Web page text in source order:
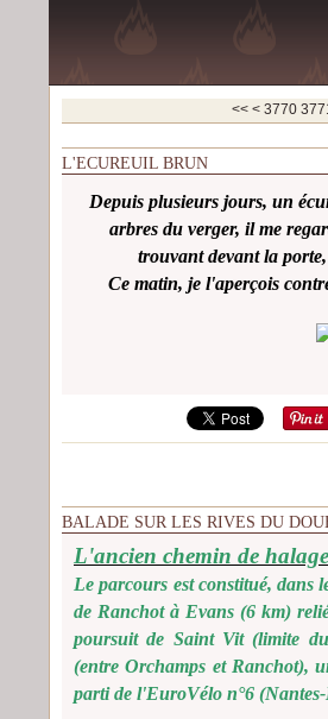
<< < 3700
3710
3720
3730
3740
3750
3760
3770
L'ECUREUIL BRUN
Depuis plusieurs jours, un
arbres du verger, il me
trouvant devant la
Ce matin, je l'aperçois
BALADE SUR LES RIVES DU
L'ancien chemin de
Le parcours est constitué, dans
de Ranchot à Evans (6 km)
poursuit de Saint Vit (limite
(entre Orchamps et Ranchot),
parti de l'EuroVélo n°6